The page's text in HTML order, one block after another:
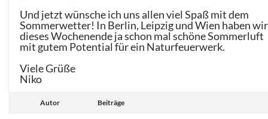
Und jetzt wünsche ich uns allen viel Spaß mit dem
Sommerwetter! In Berlin, Leipzig und Wien haben wir
dieses Wochenende ja schon mal schöne Sommerluft
mit gutem Potential für ein Naturfeuerwerk.
Viele Grüße
Niko
Autor Beiträge